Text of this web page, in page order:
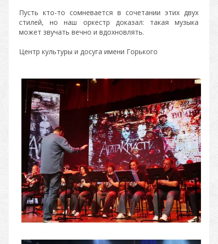
Пусть кто-то сомневается в сочетании этих двух
стилей, но наш оркестр доказал: такая музыка
может звучать вечно и вдохновлять.
Центр культуры и досуга имени Горького